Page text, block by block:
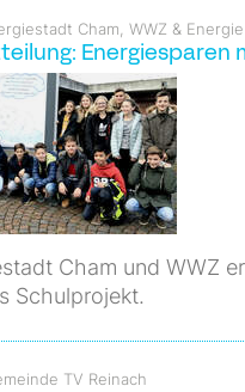
Cham, WWZ &
Energiesparen
Cham und WWZ
Schulprojekt.
TV Reinach